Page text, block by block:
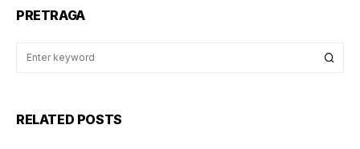
PRETRAGA
RELATED POSTS